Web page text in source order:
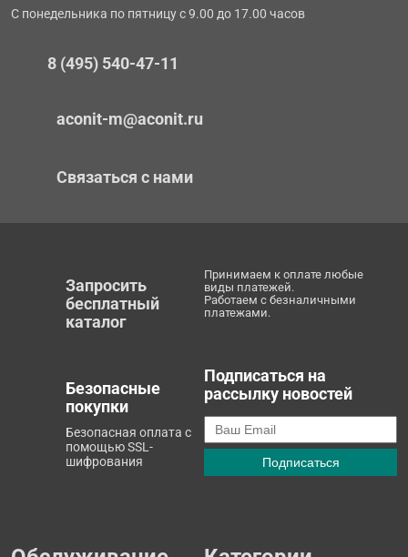
С понедельника по пятницу с 9.00 до 17.00 часов
8 (495) 540-47-11
aconit-m@aconit.ru
Связаться с нами
Запросить
бесплатный
каталог
Принимаем к оплате любые
виды платежей.
Работаем с безналичными
платежами.
Безопасные
покупки
Безопасная оплата с
помощью SSL-
шифрования
Подписаться на
рассылку новостей